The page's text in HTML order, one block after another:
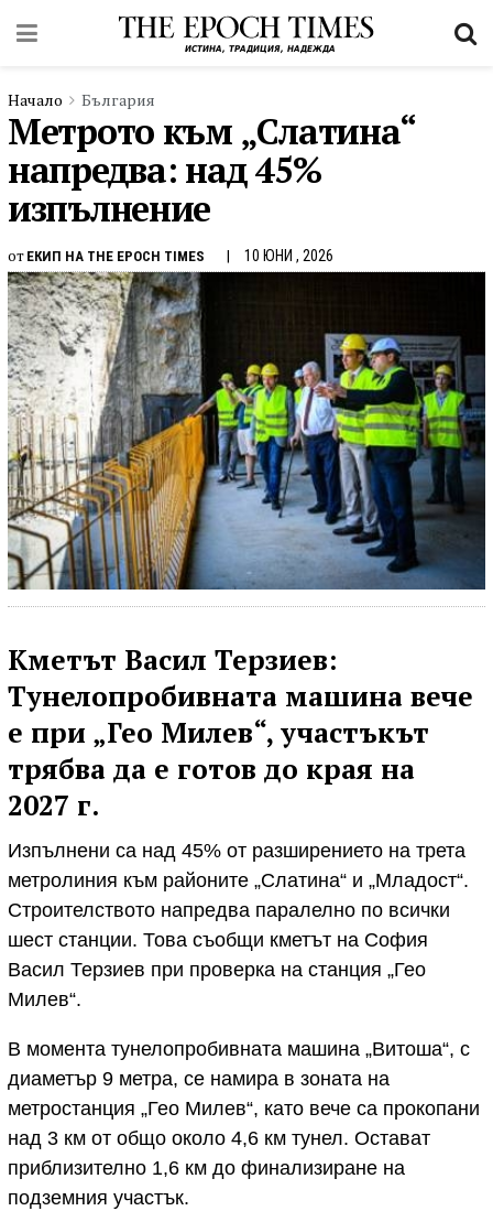
Начало България
Метрото към „Слатина“
напредва: над 45%
изпълнение
от ЕКИП НА THE EPOCH TIMES 10 ЮНИ , 2026
Кметът Васил Терзиев:
Тунелопробивната машина вече
е при „Гео Милев“, участъкът
трябва да е готов до края на
2027 г.
Изпълнени са над 45% от разширението на трета
метролиния към районите „Слатина“ и „Младост“.
Строителството напредва паралелно по всички
шест станции. Това съобщи кметът на София
Васил Терзиев при проверка на станция „Гео
Милев“.
В момента тунелопробивната машина „Витоша“, с
диаметър 9 метра, се намира в зоната на
метростанция „Гео Милев“, като вече са прокопани
над 3 км от общо около 4,6 км тунел. Остават
приблизително 1,6 км до финализиране на
подземния участък.